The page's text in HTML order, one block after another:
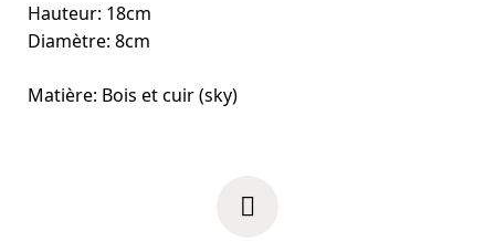
Hauteur: 18cm
Diamètre: 8cm
Matière: Bois et cuir (sky)